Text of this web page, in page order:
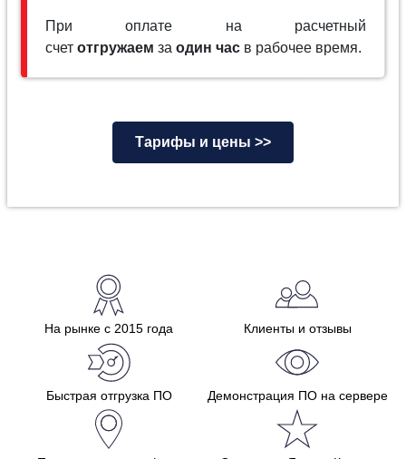
При оплате на расчетный
счет отгружаем за один час в рабочее время.
Тарифы и цены >>
На рынке с 2015 года Клиенты и отзывы
Быстрая отгрузка ПО Демонстрация ПО на сервере